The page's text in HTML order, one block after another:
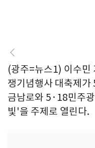
(광주=뉴스1) 이수
쟁기념행사 대축제
금남로와 5·18민주
빛'을 주제로 열린다.